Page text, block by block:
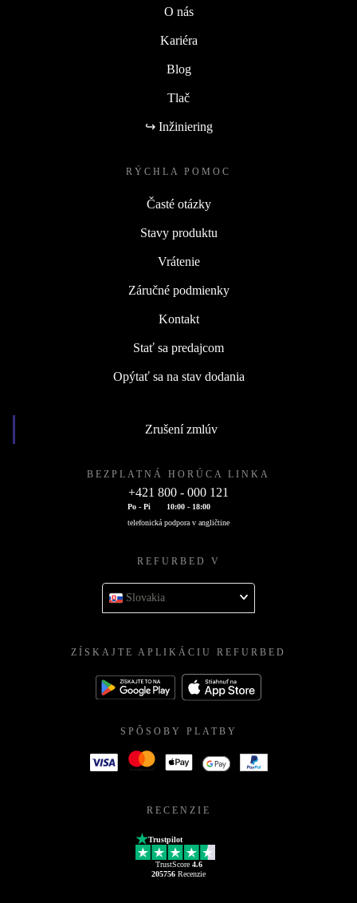
O nás
Kariéra
Blog
Tlač
↪ Inžiniering
RÝCHLA POMOC
Časté otázky
Stavy produktu
Vrátenie
Záručné podmienky
Kontakt
Stať sa predajcom
Opýtať sa na stav dodania
Zrušení zmlúv
BEZPLATNÁ HORÚCA LINKA
+421 800 - 000 121
Po - Pi
10:00 - 18:00
telefonická podpora v angličtine
REFURBED V
Slovakia
ZÍSKAJTE APLIKÁCIU REFURBED
SPÔSOBY PLATBY
RECENZIE
Trustpilot
TrustScore 4.6
205756 Recenzie